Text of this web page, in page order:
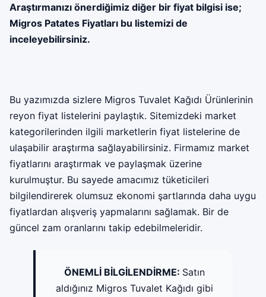
Araştırmanızı önerdiğimiz diğer bir fiyat bilgisi ise;
Migros Patates Fiyatları bu listemizi de
inceleyebilirsiniz.
Bu yazımızda sizlere Migros Tuvalet Kağıdı Ürünlerinin
reyon fiyat listelerini paylaştık. Sitemizdeki market
kategorilerinden ilgili marketlerin fiyat listelerine de
ulaşabilir araştırma sağlayabilirsiniz. Firmamız market
fiyatlarını araştırmak ve paylaşmak üzerine
kurulmuştur. Bu sayede amacımız tüketicileri
bilgilendirerek olumsuz ekonomi şartlarında daha uygu
fiyatlardan alışveriş yapmalarını sağlamak. Bir de
güncel zam oranlarını takip edebilmeleridir.
ÖNEMLİ BİLGİLENDİRME: Satın
aldığınız Migros Tuvalet Kağıdı gibi